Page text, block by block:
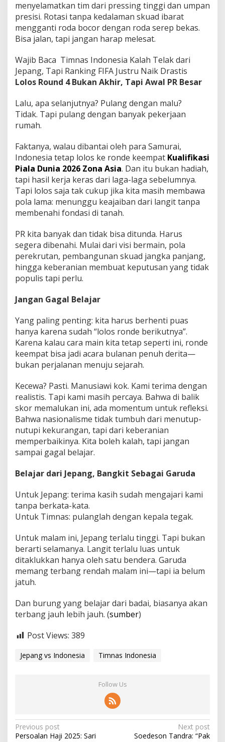
menyelamatkan tim dari pressing tinggi dan umpan
presisi. Rotasi tanpa kedalaman skuad ibarat
mengganti roda bocor dengan roda serep bekas.
Bisa jalan, tapi jangan harap melesat.
Wajib Baca Timnas Indonesia Kalah Telak dari
Jepang, Tapi Ranking FIFA Justru Naik Drastis
Lolos Round 4 Bukan Akhir, Tapi Awal PR Besar
Lalu, apa selanjutnya? Pulang dengan malu?
Tidak. Tapi pulang dengan banyak pekerjaan
rumah.
Faktanya, walau dibantai oleh para Samurai,
Indonesia tetap lolos ke ronde keempat Kualifikasi
Piala Dunia 2026 Zona Asia. Dan itu bukan hadiah,
tapi hasil kerja keras dari laga-laga sebelumnya.
Tapi lolos saja tak cukup jika kita masih membawa
pola lama: menunggu keajaiban dari langit tanpa
membenahi fondasi di tanah.
PR kita banyak dan tidak bisa ditunda. Harus
segera dibenahi. Mulai dari visi bermain, pola
perekrutan, pembangunan skuad jangka panjang,
hingga keberanian membuat keputusan yang tidak
populis tapi perlu.
Jangan Gagal Belajar
Yang paling penting: kita harus berhenti puas
hanya karena sudah “lolos ronde berikutnya”.
Karena kalau cara main kita tetap seperti ini, ronde
keempat bisa jadi acara bulanan penuh derita—
bukan perjalanan menuju sejarah.
Kecewa? Pasti. Manusiawi kok. Kami terima dengan
realistis. Tapi kami masih percaya. Bahwa di balik
skor memalukan ini, ada momentum untuk refleksi.
Bahwa nasionalisme tidak tumbuh dari menutup-
nutupi kekurangan, tapi dari keberanian
memperbaikinya. Kita boleh kalah, tapi jangan
sampai gagal belajar.
Belajar dari Jepang, Bangkit Sebagai Garuda
Untuk Jepang: terima kasih sudah mengajari kami
tanpa berkata-kata.
Untuk Timnas: pulanglah dengan kepala tegak.
Untuk malam ini, Jepang terlalu tinggi. Tapi bukan
berarti selamanya. Langit terlalu luas untuk
ditaklukkan hanya oleh satu bendera. Garuda
memang terbang rendah malam ini—tapi ia belum
jatuh.
Dan burung yang belajar dari badai, biasanya akan
terbang jauh lebih jauh. (sumber)
Post Views: 389
Jepang vs Indonesia Timnas Indonesia
Follow Us
P
Previous post
Persoalan Haji 2025: Sari
Next post
Soedeson Tandra: “Pak